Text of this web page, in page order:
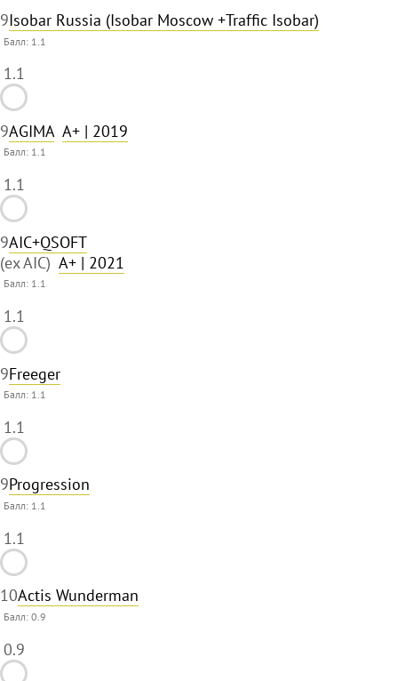
9Isobar Russia (Isobar Moscow +Traffic Isobar)
Балл: 1.1
1.1
9AGIMA A+ | 2019
Балл: 1.1
1.1
9AIC+QSOFT
(ex AIC) A+ | 2021
Балл: 1.1
1.1
9Freeger
Балл: 1.1
1.1
9Progression
Балл: 1.1
1.1
10Actis Wunderman
Балл:0.9
0.9